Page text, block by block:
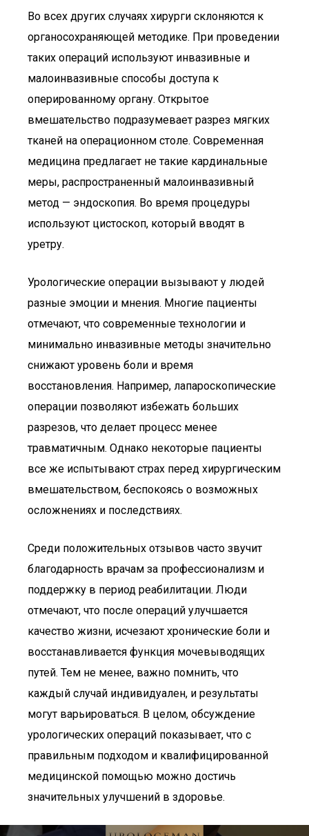
Во всех других случаях хирурги склоняются к
органосохраняющей методике. При проведении
таких операций используют инвазивные и
малоинвазивные способы доступа к
оперированному органу. Открытое
вмешательство подразумевает разрез мягких
тканей на операционном столе. Современная
медицина предлагает не такие кардинальные
меры, распространенный малоинвазивный
метод — эндоскопия. Во время процедуры
используют цистоскоп, который вводят в
уретру.
Урологические операции вызывают у людей
разные эмоции и мнения. Многие пациенты
отмечают, что современные технологии и
минимально инвазивные методы значительно
снижают уровень боли и время
восстановления. Например, лапароскопические
операции позволяют избежать больших
разрезов, что делает процесс менее
травматичным. Однако некоторые пациенты
все же испытывают страх перед хирургическим
вмешательством, беспокоясь о возможных
осложнениях и последствиях.
Среди положительных отзывов часто звучит
благодарность врачам за профессионализм и
поддержку в период реабилитации. Люди
отмечают, что после операций улучшается
качество жизни, исчезают хронические боли и
восстанавливается функция мочевыводящих
путей. Тем не менее, важно помнить, что
каждый случай индивидуален, и результаты
могут варьироваться. В целом, обсуждение
урологических операций показывает, что с
правильным подходом и квалифицированной
медицинской помощью можно достичь
значительных улучшений в здоровье.